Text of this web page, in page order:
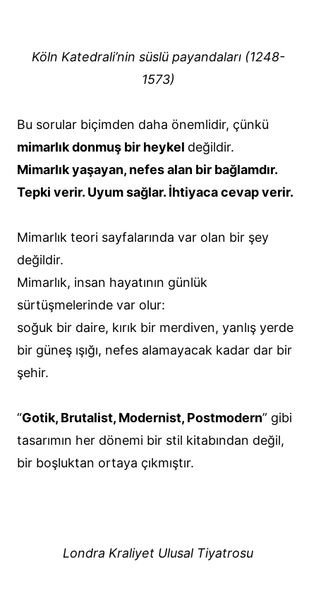
Köln Katedrali’nin süslü payandaları (1248-
1573)
Bu sorular biçimden daha önemlidir, çünkü
mimarlık donmuş bir heykel değildir.
Mimarlık yaşayan, nefes alan bir bağlamdır.
Tepki verir. Uyum sağlar. İhtiyaca cevap verir.
Mimarlık teori sayfalarında var olan bir şey
değildir.
Mimarlık, insan hayatının günlük
sürtüşmelerinde var olur:
soğuk bir daire, kırık bir merdiven, yanlış yerde
bir güneş ışığı, nefes alamayacak kadar dar bir
şehir.
“Gotik, Brutalist, Modernist, Postmodern” gibi
tasarımın her dönemi bir stil kitabından değil,
bir boşluktan ortaya çıkmıştır.
Londra Kraliyet Ulusal Tiyatrosu